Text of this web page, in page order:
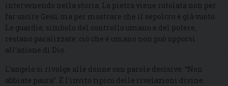
intervenendo nella storia. La pietra viene rotolata non per
far uscire Gesù, ma per mostrare che il sepolcro è già vuoto.
Le guardie, simbolo del controllo umano e del potere,
restano paralizzate: ciò che è umano non può opporsi
all’azione di Dio.
L’angelo si rivolge alle donne con parole decisive: “Non
abbiate paura”. È l’invito tipico delle rivelazioni divine.